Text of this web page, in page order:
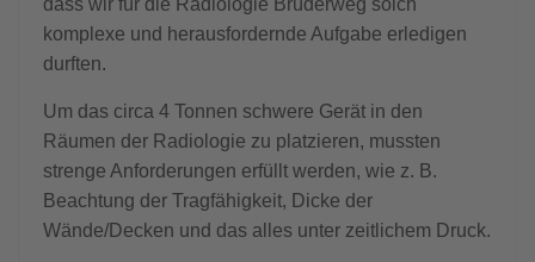
dass wir für die Radiologie Brüderweg solch
komplexe und herausfordernde Aufgabe erledigen
durften.
Um das circa 4 Tonnen schwere Gerät in den
Räumen der Radiologie zu platzieren, mussten
strenge Anforderungen erfüllt werden, wie z. B.
Beachtung der Tragfähigkeit, Dicke der
Wände/Decken und das alles unter zeitlichem Druck.